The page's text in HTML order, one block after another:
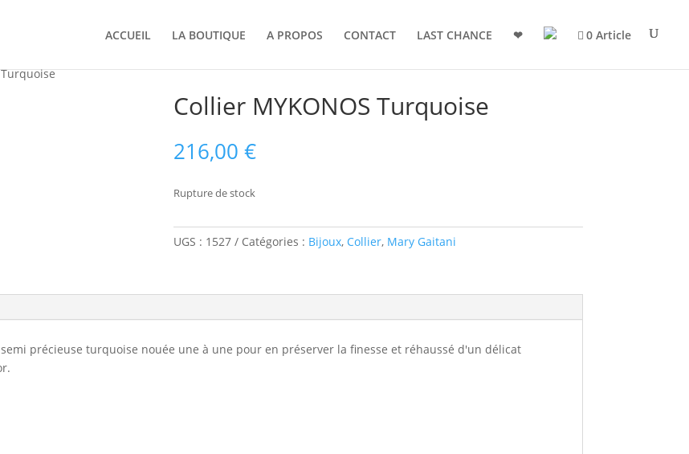
ACCUEIL LA BOUTIQUE A PROPOS CONTACT LAST CHANCE ❤ 0 Article
Collier MYKONOS Turquoise
216,00 €
Rupture de stock
UGS : 1527 Catégories : Bijoux, Collier, Mary Gaitani
précieuse turquoise nouée une à une pour en préserver la finesse et réhaussé d'un délicat